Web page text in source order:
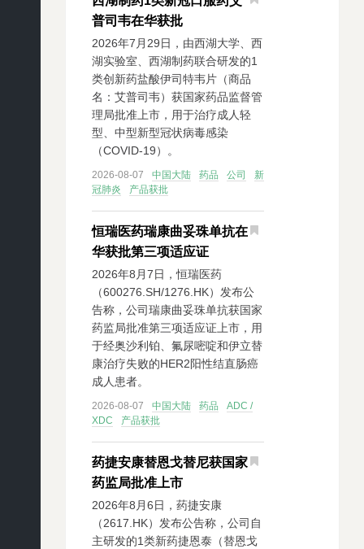
普司韦在华获批
2026年7月29日，由西湖大学、西
湖实验室、西湖制药联合研发的1
类创新药盐酸伊司特韦片（商品
名：艾普司韦）获国家药品监督管
理局批准上市，用于治疗成人轻
型、中型新型冠状病毒感染
（COVID-19）。
2026-08-07 中国大陆 药品 公司
新
冠肺炎
产品获批
恒瑞医药瑞康曲妥珠单抗在
华获批第三项适应证
2026年8月7日，恒瑞医药
（600276.SH/1276.HK）发布公
告称，公司瑞康曲妥珠单抗获国家
药监局批准第三项适应证上市，用
于经奥沙利铂、氟尿嘧啶和伊立替
康治疗失败的HER2阳性结直肠癌
成人患者。
2026-08-07 中国大陆 药品
ADC /
XDC
产品获批
药捷安康替恩戈替尼获国家
药监局批准上市
2026年8月6日，药捷安康
（2617.HK）发布公告称，公司自
主研发的1类新药捷恩泰（替恩戈